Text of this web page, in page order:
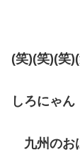
(笑)(笑)(笑
しろにゃ
九州のお